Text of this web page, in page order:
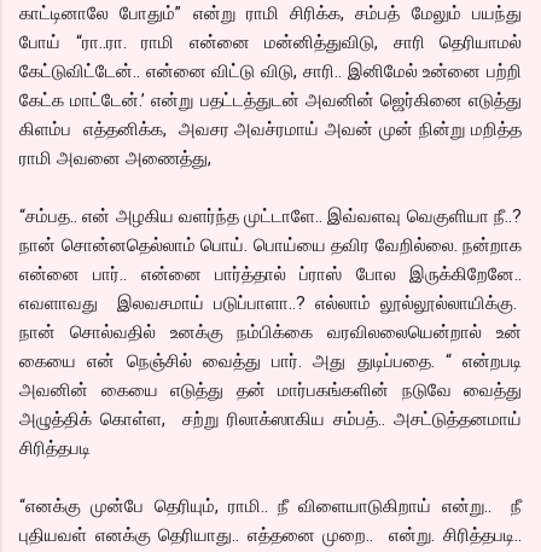
காட்டினாலே போதும்” என்று ராமி சிரிக்க, சம்பத் மேலும் பயந்து
போய் “ரா..ரா. ராமி என்னை மன்னித்துவிடு, சாரி தெரியாமல்
கேட்டுவிட்டேன்.. என்னை விட்டு விடு, சாரி.. இனிமேல் உன்னை பற்றி
கேட்க மாட்டேன்.’ என்று பதட்டத்துடன் அவனின் ஜெர்கினை எடுத்து
கிளம்ப எத்தனிக்க, அவசர அவச்ரமாய் அவன் முன் நின்று மறித்த
ராமி அவனை அணைத்து,
“சம்பத.. என் அழகிய வளர்ந்த முட்டாளே.. இவ்வளவு வெகுளியா நீ..?
நான் சொன்னதெல்லாம் பொய். பொய்யை தவிர வேறில்லை. நன்றாக
என்னை பார்.. என்னை பார்த்தால் ப்ராஸ் போல இருக்கிறேனே..
எவளாவது இலவசமாய் படுப்பாளா..? எல்லாம் லூல்லூல்லாயிக்கு.
நான் சொல்வதில் உனக்கு நம்பிக்கை வரவிலலையென்றால் உன்
கையை என் நெஞ்சில் வைத்து பார். அது துடிப்பதை. “ என்றபடி
அவனின் கையை எடுத்து தன் மார்பகங்களின் நடுவே வைத்து
அழுத்திக் கொள்ள, சற்று ரிலாக்ஸாகிய சம்பத்.. அசட்டுத்தனமாய்
சிரித்தபடி
“எனக்கு முன்பே தெரியும், ராமி.. நீ விளையாடுகிறாய் என்று.. நீ
புதியவள் எனக்கு தெரியாது.. எத்தனை முறை.. என்று. சிரித்தபடி..